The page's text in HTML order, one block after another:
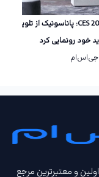
خود رونمایی کرد
جی‌اس‌ام
اولین و معتبرترین مرجع